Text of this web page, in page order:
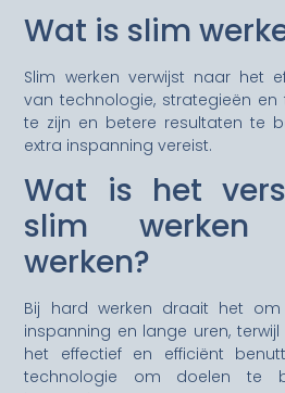
Wat is slim
Slim werken verwijst naar het
van technologie, strategieën
te zijn en betere resultaten te
extra inspanning vereist.
Wat is het
slim
werken?
Bij hard werken draait het
inspanning en lange uren,
het effectief en efficiënt
technologie om doelen te